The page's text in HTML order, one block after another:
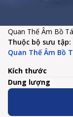
Quan Thế Âm Bồ
Thuộc bộ sưu tập:
Quan Thế Âm Bồ
Kích thước
Dung lượng